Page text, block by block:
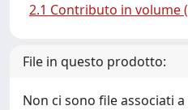
2.1 Contributo in volume
File in questo prodotto:
Non ci sono file associati